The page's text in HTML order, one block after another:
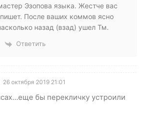
Эзопова языка. Жестче вас
После ваших коммов ясно
назад (взад) ушел Тм.
Ответить
26 октября 2019 21:01
бы перекличку устроили